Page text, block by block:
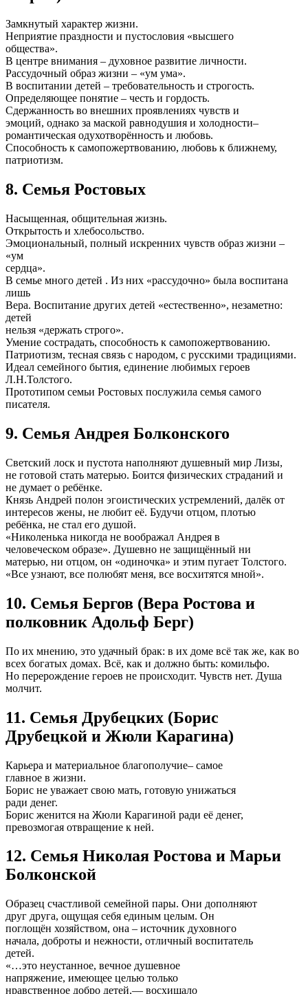
Замкнутый характер жизни.
Неприятие праздности и пустословия «высшего
общества».
В центре внимания – духовное развитие личности.
Рассудочный образ жизни – «ум ума».
В воспитании детей – требовательность и строгость.
Определяющее понятие – честь и гордость.
Сдержанность во внешних проявлениях чувств и
эмоций, однако за маской равнодушия и холодности–
романтическая одухотворённость и любовь.
Способность к самопожертвованию, любовь к ближнему,
патриотизм.
8. Семья Ростовых
Насыщенная, общительная жизнь.
Открытость и хлебосольство.
Эмоциональный, полный искренних чувств образ жизни –
«ум
сердца».
В семье много детей . Из них «рассудочно» была воспитана
лишь
Вера. Воспитание других детей «естественно», незаметно:
детей
нельзя «держать строго».
Умение сострадать, способность к самопожертвованию.
Патриотизм, тесная связь с народом, с русскими традициями.
Идеал семейного бытия, единение любимых героев
Л.Н.Толстого.
Прототипом семьи Ростовых послужила семья самого
писателя.
9. Семья Андрея Болконского
Светский лоск и пустота наполняют душевный мир Лизы,
не готовой стать матерью. Боится физических страданий и
не думает о ребёнке.
Князь Андрей полон эгоистических устремлений, далёк от
интересов жены, не любит её. Будучи отцом, плотью
ребёнка, не стал его душой.
«Николенька никогда не воображал Андрея в
человеческом образе». Душевно не защищённый ни
матерью, ни отцом, он «одиночка» и этим пугает Толстого.
«Все узнают, все полюбят меня, все восхитятся мной».
10. Семья Бергов (Вера Ростова и
полковник Адольф Берг)
По их мнению, это удачный брак: в их доме всё так же, как во
всех богатых домах. Всё, как и должно быть: комильфо.
Но перерождение героев не происходит. Чувств нет. Душа
молчит.
11. Семья Друбецких (Борис
Друбецкой и Жюли Карагина)
Карьера и материальное благополучие– самое
главное в жизни.
Борис не уважает свою мать, готовую унижаться
ради денег.
Борис женится на Жюли Карагиной ради её денег,
превозмогая отвращение к ней.
12. Семья Николая Ростова и Марьи
Болконской
Образец счастливой семейной пары. Они дополняют
друг друга, ощущая себя единым целым. Он
поглощён хозяйством, она – источник духовного
начала, доброты и нежности, отличный воспитатель
детей.
«…это неустанное, вечное душевное
напряжение, имеющее целью только
нравственное добро детей,— восхищало